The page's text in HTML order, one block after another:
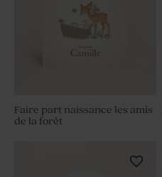
Faire part naissance les amis
de la forêt